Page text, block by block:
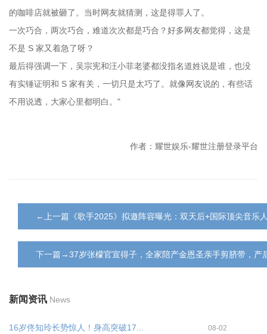
的咖啡店就被砸了。当时网友就猜测，这是得罪人了。
一次巧合，两次巧合，难道次次都是巧合？好多网友都觉得，这是
不是 S 家又着急了呀？
最后得强调一下，吴宗宪和汪小菲老婆都没指名道姓说是谁，也没
有实锤证明和 S 家有关，一切只是太巧了。就像网友说的，有些话
不用说透，大家心里都明白。"
作者：耀世娱乐-耀世注册登录平台
←上一篇《歌手2025》拟邀阵容曝光：双天后+国际顶尖音乐
下一篇→37岁张檬官宣得子，全家陪产金恩圣亲手剪脐带，产
新闻资讯 News
16岁佟知玲长势惊人！身高突破17... 08-02